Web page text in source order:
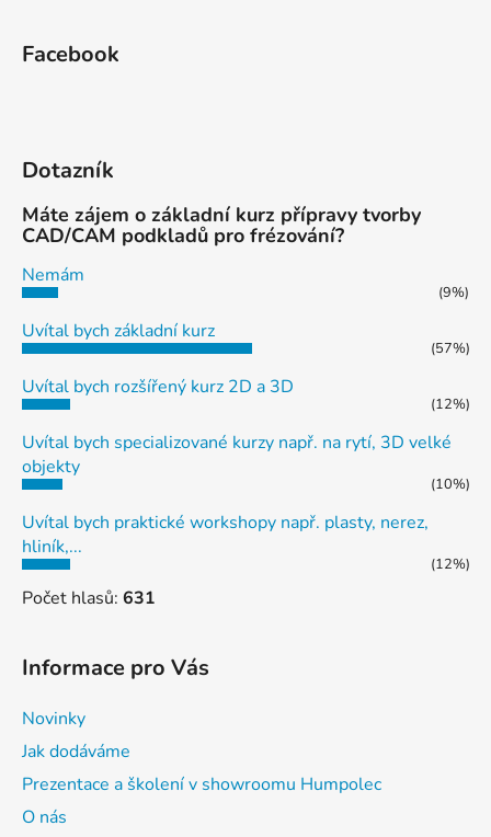
Facebook
Dotazník
Máte zájem o základní kurz přípravy tvorby
CAD/CAM podkladů pro frézování?
Nemám
(9%)
Uvítal bych základní kurz
(57%)
Uvítal bych rozšířený kurz 2D a 3D
(12%)
Uvítal bych specializované kurzy např. na rytí, 3D velké
objekty
(10%)
Uvítal bych praktické workshopy např. plasty, nerez,
hliník,...
(12%)
Počet hlasů: 631
Informace pro Vás
Novinky
Jak dodáváme
Prezentace a školení v showroomu Humpolec
O nás